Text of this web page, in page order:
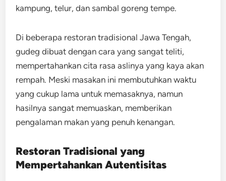
kampung, telur, dan sambal goreng tempe.
Di beberapa restoran tradisional Jawa Tengah,
gudeg dibuat dengan cara yang sangat teliti,
mempertahankan cita rasa aslinya yang kaya akan
rempah. Meski masakan ini membutuhkan waktu
yang cukup lama untuk memasaknya, namun
hasilnya sangat memuaskan, memberikan
pengalaman makan yang penuh kenangan.
Restoran Tradisional yang
Mempertahankan Autentisitas